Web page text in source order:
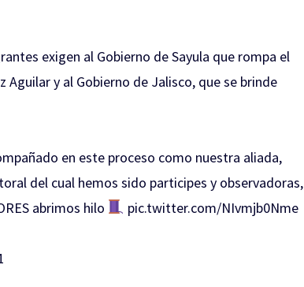
exigen al Gobierno de Sayula que rompa el
y al Gobierno de Jalisco, que se brinde
en este proceso como nuestra aliada,
del cual hemos sido participes y observadoras,
abrimos hilo
pic.twitter.com/NIvmjb0Nme